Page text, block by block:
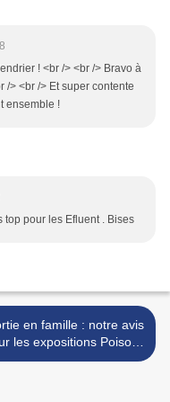
! <br /> <br /> Bravo à
/> <br /> Et super contente
ensemble !
pour les Efluent . Bises
en famille : notre avis
les expositions Poison
et Illusions >